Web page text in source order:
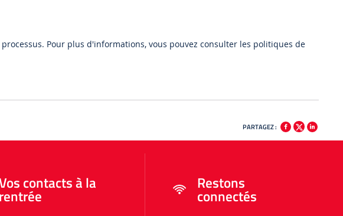
Pour plus d'informations, vous pouvez consulter les politiques de
PARTAGEZ :
contacts à la
rentrée
Restons
connectés